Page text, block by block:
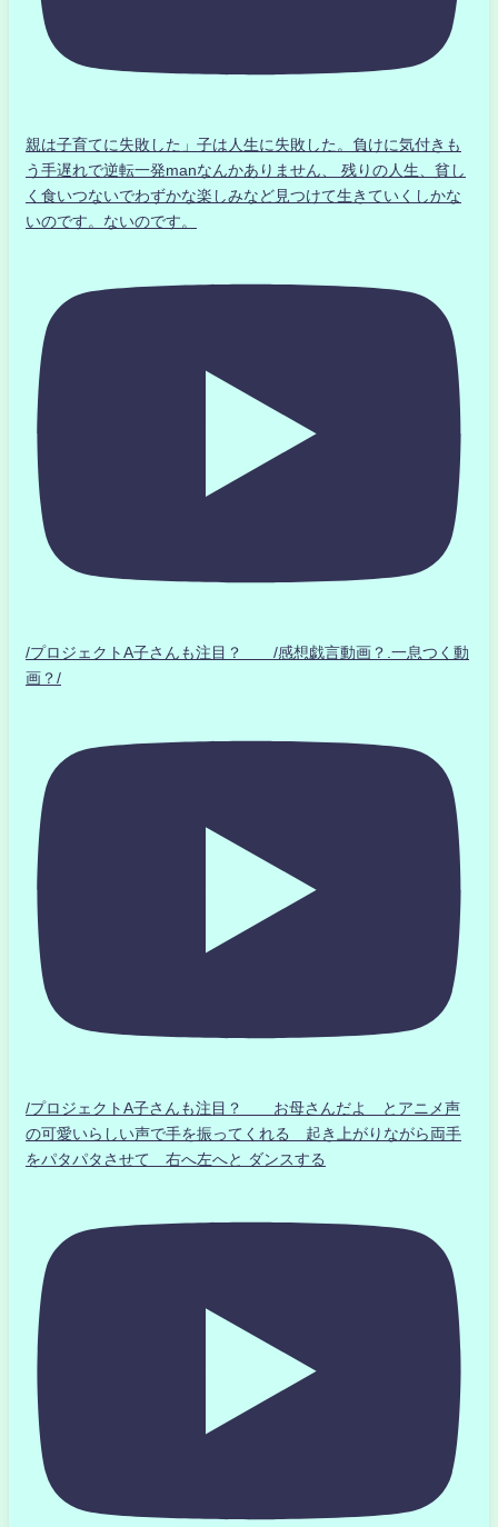
親は子育てに失敗した」子は人生に失敗した。負けに気付きも
う手遅れで逆転一発manなんかありません、 残りの人生、貧し
く食いつないでわずかな楽しみなど見つけて生きていくしかな
いのです。ないのです。
/プロジェクトA子さんも注目？ /感想戯言動画？.一息つく動
画？/
/プロジェクトA子さんも注目？ お母さんだよ とアニメ声
の可愛いらしい声で手を振ってくれる 起き上がりながら両手
をパタパタさせて 右へ左へと ダンスする